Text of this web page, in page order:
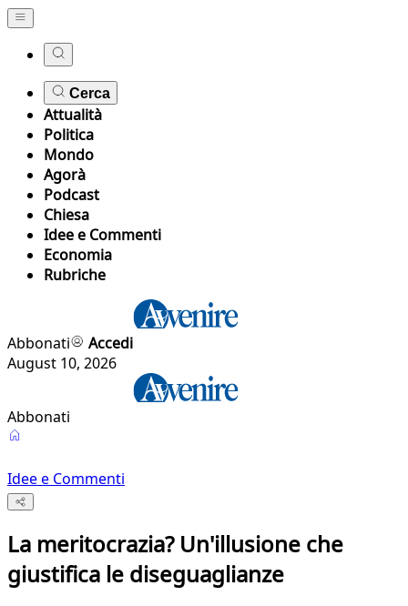
Cerca
Attualità
Politica
Mondo
Agorà
Podcast
Chiesa
Idee e Commenti
Economia
Rubriche
Abbonati
Accedi
August 10, 2026
Abbonati
Idee e Commenti
La meritocrazia? Un'illusione che
giustifica le diseguaglianze